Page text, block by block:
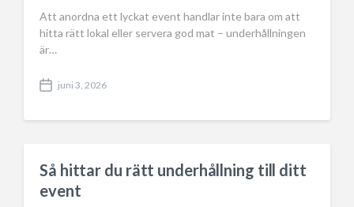
Att anordna ett lyckat event handlar inte bara om att
hitta rätt lokal eller servera god mat – underhållningen
är…
P
s
a
t
e
juni 3, 2026
Så hittar du rätt underhållning till ditt
event